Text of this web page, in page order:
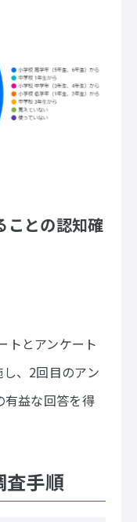
との認知確
トとアンケート
、2回目のアン
有益な回答を得
査手順